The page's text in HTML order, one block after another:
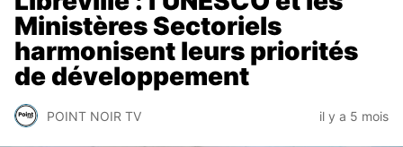
Ministères Sectoriels
harmonisent leurs priorités
de développement
POINT NOIR TV il y a 5 mois